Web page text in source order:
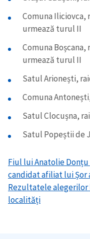
Comuna Iliciovca,
urmează turul II
Comuna
urmează turul II
Satul Arionești,
Comuna
Satul Clocușna,
Satul Popeștii de
Fiul lui Anatolie Donțu
candidat afiliat lui Șor
Rezultatele alegerilor
localități